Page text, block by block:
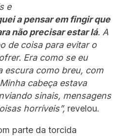
e
a pensar em fingir que
não precisar estar lá. A
de coisa para evitar o
Era como se eu
escura como breu, com
cabeça estava
sinais, mensagens
horríveis”, revelou.
parte da torcida